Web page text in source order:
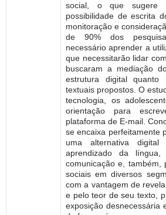
social, o que sugere
possibilidade de escrita
monitoração e
de 90% dos
necessário aprender a
que necessitarão lidar
buscaram a mediação
estrutura digital quanto
textuais propostos. O
tecnologia, os
orientação para
plataforma de E-mail.
se encaixa perfeitamente
uma alternativa
aprendizado da
comunicação e, também,
sociais em diversos
com a vantagem de
e pelo teor de seu texto,
exposição desnecessária